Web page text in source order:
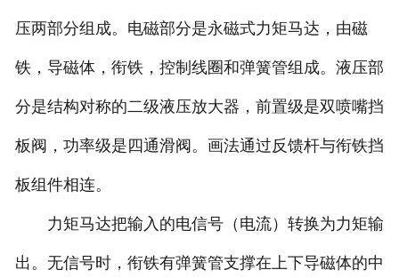
压两部分组成。电磁部分是永磁式力矩马达，由磁
铁，导磁体，衔铁，控制线圈和弹簧管组成。液压部
分是结构对称的二级液压放大器，前置级是双喷嘴挡
板阀，功率级是四通滑阀。画法通过反馈杆与衔铁挡
板组件相连。
力矩马达把输入的电信号（电流）转换为力矩输
出。无信号时，衔铁有弹簧管支撑在上下导磁体的中